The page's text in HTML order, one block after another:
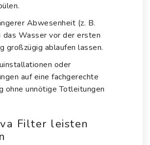
Abwesenheit (z. B.
das Wasser vor der ersten
großzügig ablaufen lassen.
oder
auf eine fachgerechte
ohne unnötige Totleitungen
Filter leisten